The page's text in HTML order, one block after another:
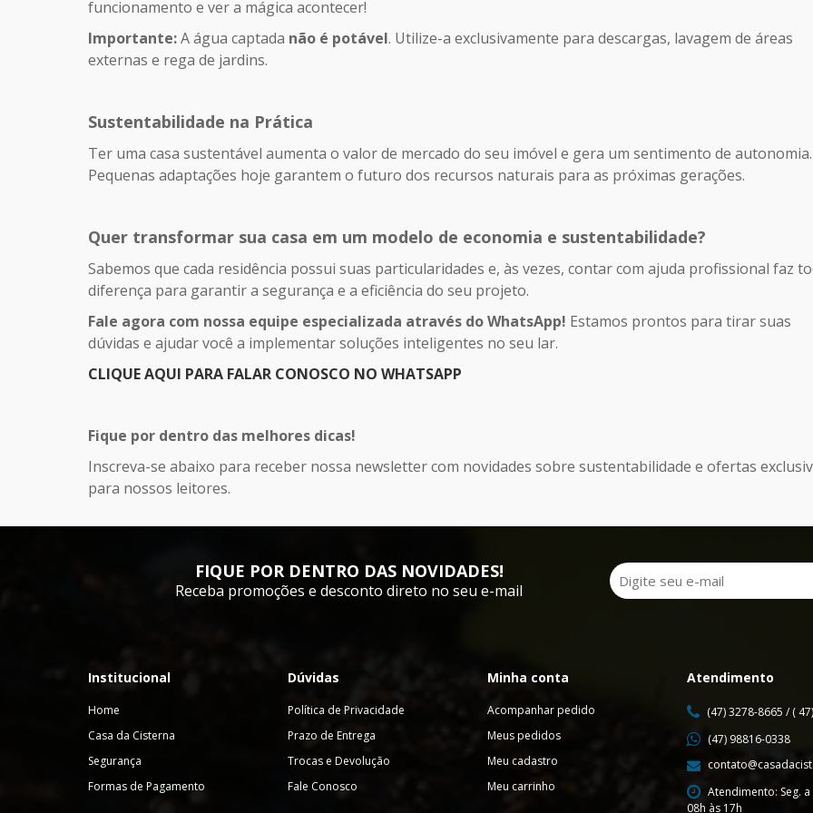
funcionamento e ver a mágica acontecer!
Importante:A água captada não é potável. Utilize-a exclusivamente para descargas, lavagem de áreas
externas e rega de jardins.
Sustentabilidade na Prática
Ter uma casa sustentável aumenta o valor de mercado do seu imóvel e gera um sentimento de autonomia.
Pequenas adaptações hoje garantem o futuro dos recursos naturais para as próximas gerações.
Quer transformar sua casa em um modelo de economia e sustentabilidade?
Sabemos que cada residência possui suas particularidades e, às vezes, contar com ajuda profissional faz
diferença para garantir a segurança e a eficiência do seu projeto.
Fale agora com nossa equipe especializada através do WhatsApp! Estamos prontos para tirar suas
dúvidas e ajudar você a implementar soluções inteligentes no seu lar.
CLIQUE AQUI PARA FALAR CONOSCO NO WHATSAPP
Fique por dentro das melhores dicas!
Inscreva-se abaixo para receber nossa newsletter com novidades sobre sustentabilidade e ofertas
para nossos leitores.
FIQUE POR DENTRO DAS NOVIDADES!
Receba promoções e desconto direto no seu e-mail
Institucional
Home
Casa da Cisterna
Segurança
Formas de Pagamento
Dúvidas
Política de Privacidade
Prazo de Entrega
Trocas e Devolução
Fale Conosco
Minha conta
Acompanhar pedido
Meus pedidos
Meu cadastro
Meu carrinho
Atendimento
(47) 3278-8665 / (
(47) 98816-0338
Atendimento: Seg.
08h às 17h